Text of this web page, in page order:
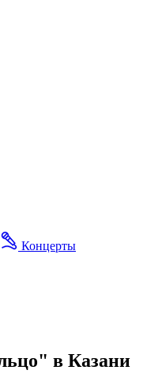
Концерты
в Казани